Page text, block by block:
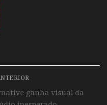
ganha visual da